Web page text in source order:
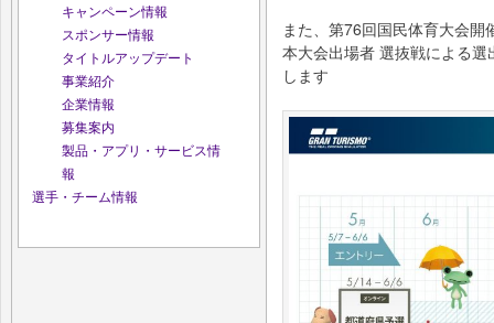
キャンペーン情報
スポンサー情報
タイトルアップデート
事業紹介
企業情報
募集案内
製品・アプリ・サービス情
報
選手・チーム情報
また、第76回国民体育大会
本大会出場者 選抜戦による
します